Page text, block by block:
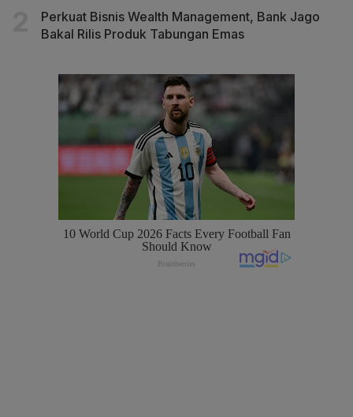
Perkuat Bisnis Wealth Management, Bank Jago
Bakal Rilis Produk Tabungan Emas